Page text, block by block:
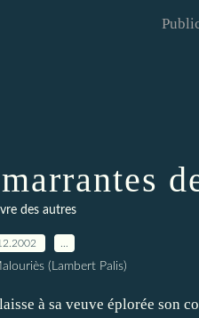
des autres
(Lambert Palis)
à sa veuve éplorée son